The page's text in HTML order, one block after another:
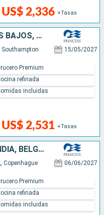
US$ 2,336 +Tasas
REINO UNIDO, BÉLGICA, PAISES BAJOS, NORUEGA, ALEMANIA, FINLANDIA, ESTONIA, SUECIA, POLONIA, DINAMARCA
Southampton 15/05/2027
US$ 2,531 +Tasas
Premium
refinada
incluidas
DINAMARCA, NORUEGA, ISLANDIA, BÉLGICA, CANADÁ, IRLANDA, REINO UNIDO
Copenhague 06/06/2027
Premium
refinada
incluidas